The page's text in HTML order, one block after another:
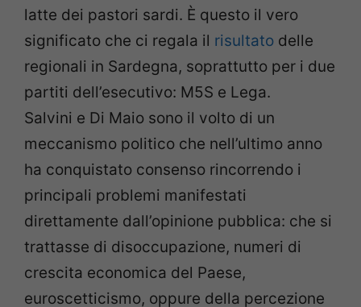
latte dei pastori sardi. È questo il vero
significato che ci regala il risultato delle
regionali in Sardegna, soprattutto per i due
partiti dell’esecutivo: M5S e Lega.
Salvini e Di Maio sono il volto di un
meccanismo politico che nell’ultimo anno
ha conquistato consenso rincorrendo i
principali problemi manifestati
direttamente dall’opinione pubblica: che si
trattasse di disoccupazione, numeri di
crescita economica del Paese,
euroscetticismo, oppure della percezione